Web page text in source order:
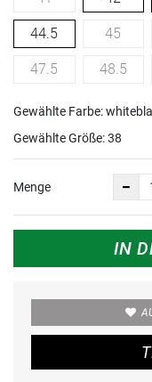
44.5 45
47.5 48.5
Gewählte Farbe:
Gewählte Größe:38
Menge
IN